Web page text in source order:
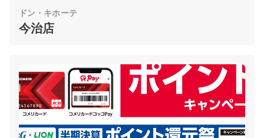
ドン・キホーテ
今治店